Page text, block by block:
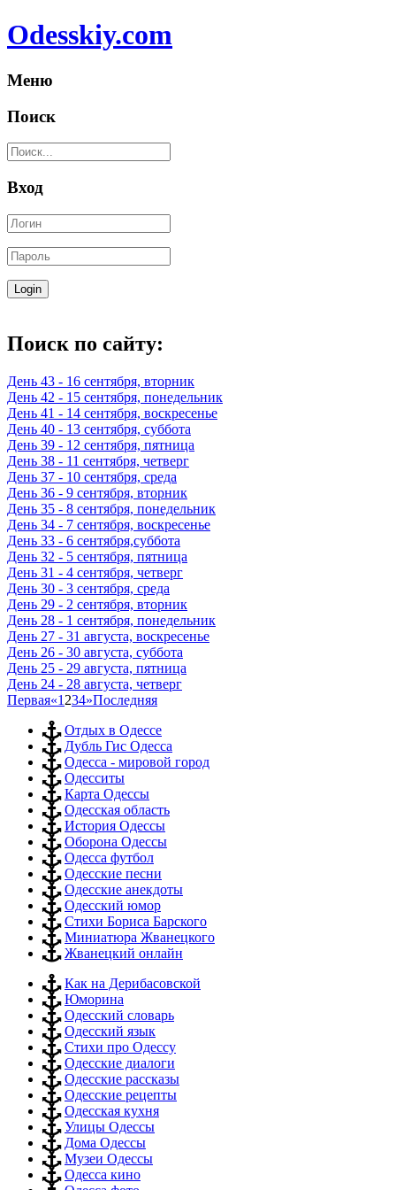
Odesskiy.com
Меню
Поиск
Вход
Поиск по сайту:
День 43 - 16 сентября, вторник
День 42 - 15 сентября, понедельник
День 41 - 14 сентября, воскресенье
День 40 - 13 сентября, суббота
День 39 - 12 сентября, пятница
День 38 - 11 сентября, четверг
День 37 - 10 сентября, среда
День 36 - 9 сентября, вторник
День 35 - 8 сентября, понедельник
День 34 - 7 сентября, воскресенье
День 33 - 6 сентября,суббота
День 32 - 5 сентября, пятница
День 31 - 4 сентября, четверг
День 30 - 3 сентября, среда
День 29 - 2 сентября, вторник
День 28 - 1 сентября, понедельник
День 27 - 31 августа, воскресенье
День 26 - 30 августа, суббота
День 25 - 29 августа, пятница
День 24 - 28 августа, четверг
Первая«1 234»Последняя
Отдых в Одессе
Дубль Гис Одесса
Одесса - мировой город
Одесситы
Карта Одессы
Одесская область
История Одессы
Оборона Одессы
Одесса футбол
Одесские песни
Одесские анекдоты
Одесский юмор
Стихи Бориса Барского
Миниатюра Жванецкого
Жванецкий онлайн
Как на Дерибасовской
Юморина
Одесский словарь
Одесский язык
Стихи про Одессу
Одесские диалоги
Одесские рассказы
Одесские рецепты
Одесская кухня
Улицы Одессы
Дома Одессы
Музеи Одессы
Одесса кино